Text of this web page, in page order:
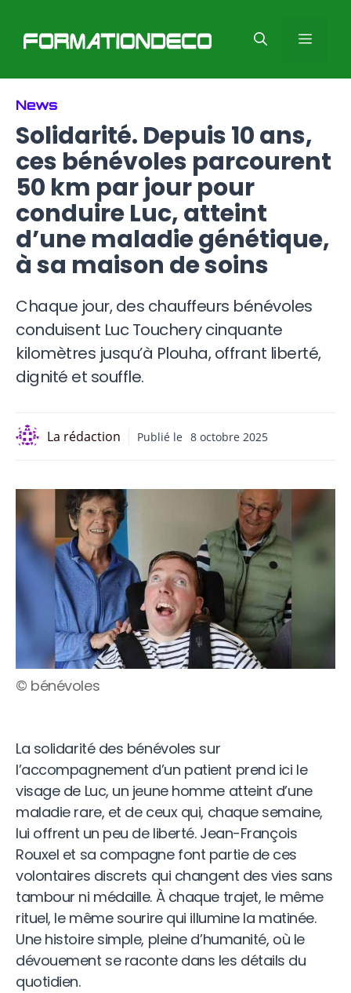
contenu
Menu
News
Solidarité. Depuis 10 ans,
ces bénévoles parcourent
50 km par jour pour
conduire Luc, atteint
d’une maladie génétique,
à sa maison de soins
Chaque jour, des chauffeurs bénévoles
conduisent Luc Touchery cinquante
kilomètres jusqu’à Plouha, offrant liberté,
dignité et souffle.
La rédaction Publié le 8 octobre 2025
© bénévoles
La solidarité des bénévoles sur
l’accompagnement d’un patient prend ici le
visage de Luc, un jeune homme atteint d’une
maladie rare, et de ceux qui, chaque semaine,
lui offrent un peu de liberté. Jean-François
Rouxel et sa compagne font partie de ces
volontaires discrets qui changent des vies sans
tambour ni médaille. À chaque trajet, le même
rituel, le même sourire qui illumine la matinée.
Une histoire simple, pleine d’humanité, où le
dévouement se raconte dans les détails du
quotidien.